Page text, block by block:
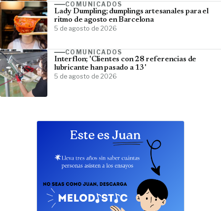
COMUNICADOS
Lady Dumpling; dumplings artesanales para el
ritmo de agosto en Barcelona
5 de agosto de 2026
COMUNICADOS
Interflon; 'Clientes con 28 referencias de
lubricante han pasado a 13'
5 de agosto de 2026